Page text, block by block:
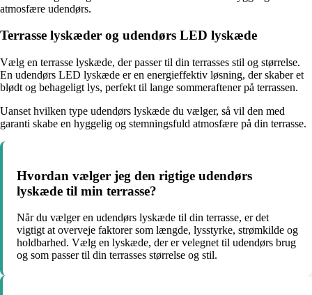
atmosfære udendørs.
Terrasse lyskæder og udendørs LED lyskæde
Vælg en terrasse lyskæde, der passer til din terrasses stil og størrelse.
En udendørs LED lyskæde er en energieffektiv løsning, der skaber et
blødt og behageligt lys, perfekt til lange sommeraftener på terrassen.
Uanset hvilken type udendørs lyskæde du vælger, så vil den med
garanti skabe en hyggelig og stemningsfuld atmosfære på din terrasse.
Hvordan vælger jeg den rigtige udendørs
lyskæde til min terrasse?
Når du vælger en udendørs lyskæde til din terrasse, er det
vigtigt at overveje faktorer som længde, lysstyrke, strømkilde og
holdbarhed. Vælg en lyskæde, der er velegnet til udendørs brug
og som passer til din terrasses størrelse og stil.